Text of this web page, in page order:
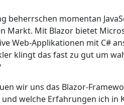
beherrschen momentan
Markt. Mit Blazor bietet
Web-Applikationen mit C#
klingt das fast zu gut um
wir uns das Blazor-
welche Erfahrungen ich in